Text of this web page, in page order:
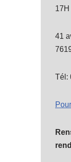
17H
41
Tél: